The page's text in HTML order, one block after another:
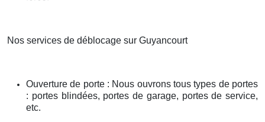
Nos services de déblocage sur Guyancourt
Ouverture de porte : Nous ouvrons tous types de portes
: portes blindées, portes de garage, portes de service,
etc.